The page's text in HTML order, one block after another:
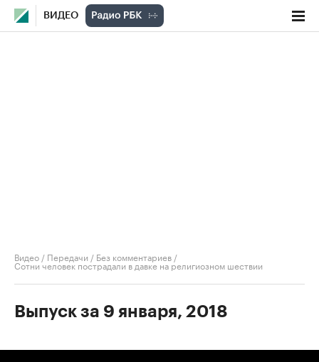
ВИДЕО
Видео / Передачи / Без комментариев /
Сотни человек пострадали в давке на религиозном шествии
Выпуск за 9 января, 2018